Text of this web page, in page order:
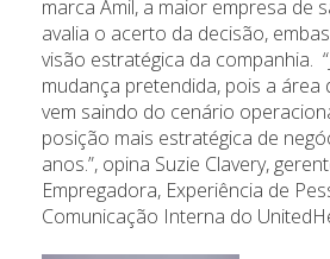
marca Amil, a maior empresa de
avalia o acerto da decisão,
visão estratégica da companhia.
mudança pretendida, pois a área
vem saindo do cenário
posição mais estratégica de
anos.”, opina Suzie Clavery,
Empregadora, Experiência de
Comunicação Interna do